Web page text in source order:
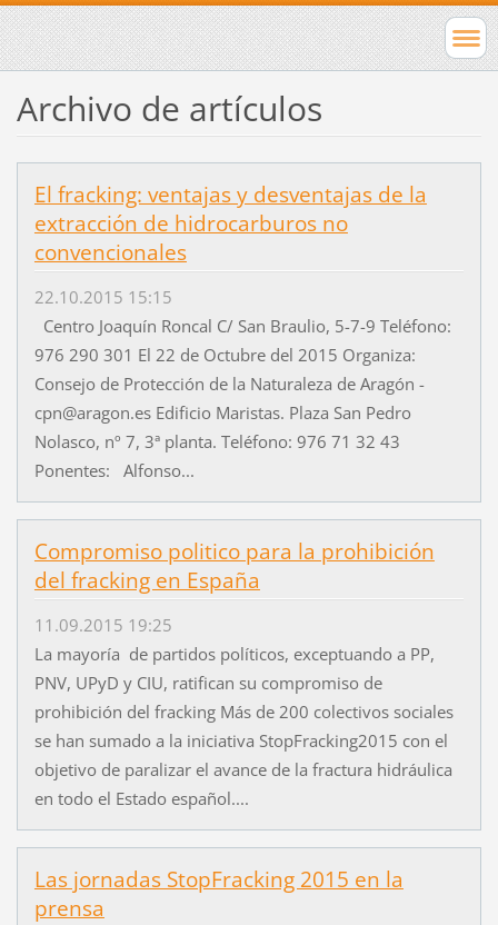
Archivo de artículos
El fracking: ventajas y desventajas de la
extracción de hidrocarburos no
convencionales
22.10.2015 15:15
Centro Joaquín Roncal C/ San Braulio, 5-7-9 Teléfono:
976 290 301 El 22 de Octubre del 2015 Organiza:
Consejo de Protección de la Naturaleza de Aragón -
cpn@aragon.es Edificio Maristas. Plaza San Pedro
Nolasco, nº 7, 3ª planta. Teléfono: 976 71 32 43
Ponentes: Alfonso...
Compromiso politico para la prohibición
del fracking en España
11.09.2015 19:25
La mayoría de partidos políticos, exceptuando a PP,
PNV, UPyD y CIU, ratifican su compromiso de
prohibición del fracking Más de 200 colectivos sociales
se han sumado a la iniciativa StopFracking2015 con el
objetivo de paralizar el avance de la fractura hidráulica
en todo el Estado español....
Las jornadas StopFracking 2015 en la
prensa